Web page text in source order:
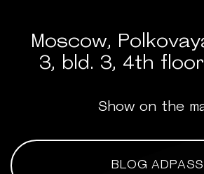
Moscow,
3, bld. 3, 4th
Show on the
BLOG ADPASS